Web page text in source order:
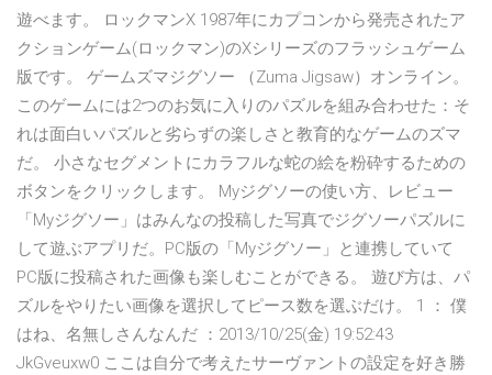
遊べます。 ロックマンX 1987年にカプコンから発売されたア
クションゲーム(ロックマン)のXシリーズのフラッシュゲーム
版です。 ゲームズマジグソー （Zuma Jigsaw）オンライン。
このゲームには2つのお気に入りのパズルを組み合わせた：そ
れは面白いパズルと劣らずの楽しさと教育的なゲームのズマ
だ。 小さなセグメントにカラフルな蛇の絵を粉砕するための
ボタンをクリックします。 Myジグソーの使い方、レビュー
「Myジグソー」はみんなの投稿した写真でジグソーパズルに
して遊ぶアプリだ。PC版の「Myジグソー」と連携していて
PC版に投稿された画像も楽しむことができる。 遊び方は、パ
ズルをやりたい画像を選択してピース数を選ぶだけ。 1 ： 僕
はね、名無しさんなんだ ：2013/10/25(金) 19:52:43
JkGveuxw0 ここは自分で考えたサーヴァントの設定を好き勝